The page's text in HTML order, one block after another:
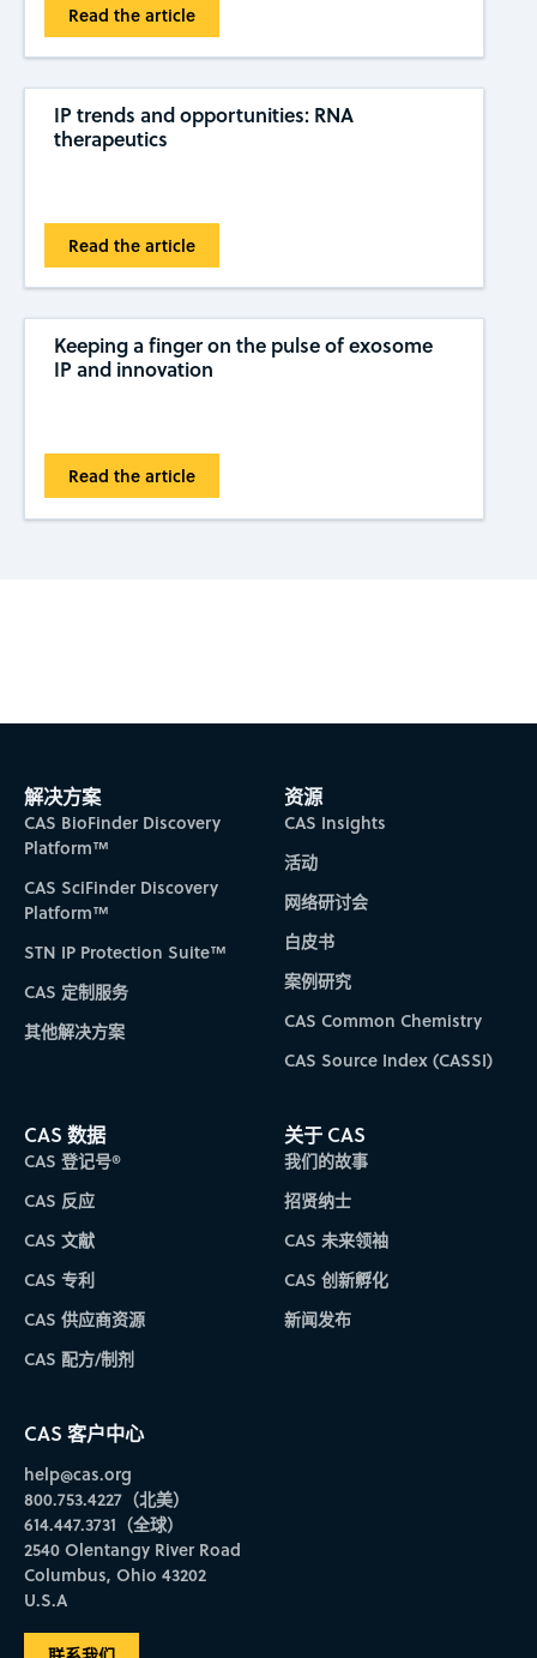
Read the article
IP trends and opportunities: RNA
therapeutics
Read the article
Keeping a finger on the pulse of exosome
IP and innovation
Read the article
Subscribe to CAS Insights
解决方案
CAS BioFinder Discovery
Platform™
CAS SciFinder Discovery
Platform™
STN IP Protection Suite™
CAS 定制服务
其他解决方案
资源
CAS Insights
活动
网络研讨会
白皮书
案例研究
CAS Common Chemistry
CAS Source Index (CASSI)
CAS 数据
CAS 登记号®
CAS 反应
CAS 文献
CAS 专利
CAS 供应商资源
CAS 配方/制剂
关于 CAS
我们的故事
招贤纳士
CAS 未来领袖
CAS 创新孵化
新闻发布
CAS 客户中心
help@cas.org
800.753.4227（北美）
614.447.3731（全球）
2540 Olentangy River Road
Columbus, Ohio 43202
U.S.A